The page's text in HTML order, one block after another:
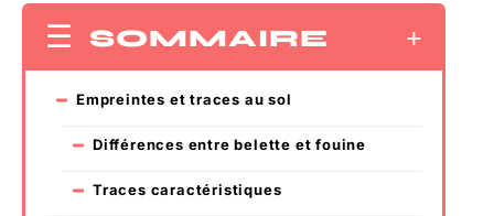
SOMMAIRE
Empreintes et traces au sol
Différences entre belette et fouine
Traces caractéristiques